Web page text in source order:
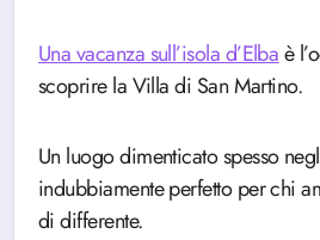
Una vacanza sull’isola d’Elbaè
scoprire la Villa di San Martino.
Un luogo dimenticato spesso
indubbiamente perfetto per chi
di differente.